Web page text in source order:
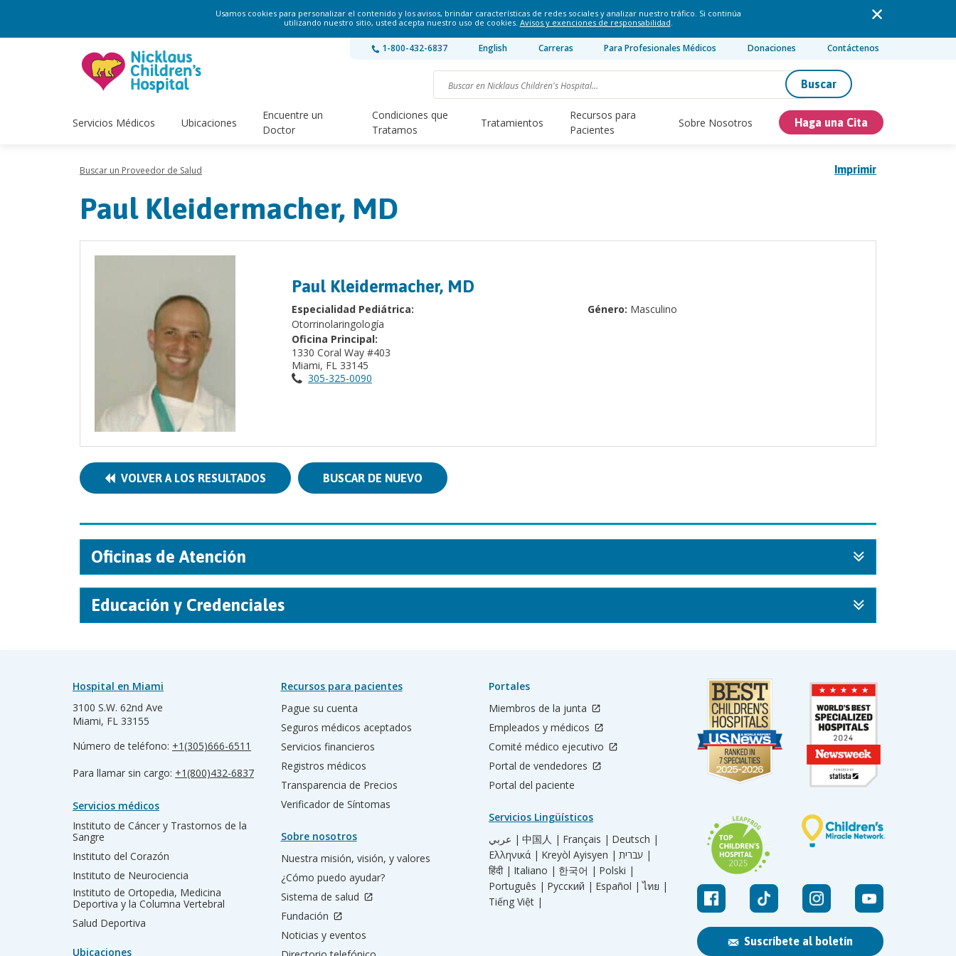
Usamos cookies para personalizar el contenido y los avisos, brindar características de redes sociales y analizar nuestro tráfico. Si continúa
utilizando nuestro sitio, usted acepta nuestro uso de cookies. Avisos y exenciones de responsabilidad.
1-800-432-6837 English Carreras Para Profesionales Médicos Donaciones Contáctenos
Buscar
Servicios Médicos Ubicaciones
Encuentre un
Doctor
Condiciones que
Tratamos
Tratamientos
Recursos para
Pacientes
Sobre Nosotros Haga una Cita
Imprimir
Buscar un Proveedor de Salud
Paul Kleidermacher, MD
Paul Kleidermacher, MD
Especialidad Pediátrica:
Otorrinolaringología
Oficina Principal:
1330 Coral Way #403
Miami, FL 33145
305-325-0090
Género: Masculino
VOLVER A LOS RESULTADOS BUSCAR DE NUEVO
Oficinas de Atención
Educación y Credenciales
Suscríbete al boletín
Hospital en Miami
3100 S.W. 62nd Ave
Miami, FL 33155
Número de teléfono: +1(305)666-6511
Para llamar sin cargo: +1(800)432-6837
Servicios médicos
Instituto de Cáncer y Trastornos de la
Sangre
Instituto del Corazón
Instituto de Neurociencia
Instituto de Ortopedia, Medicina
Deportiva y la Columna Vertebral
Salud Deportiva
Ubicaciones
Recursos para pacientes
Pague su cuenta
Seguros médicos aceptados
Servicios financieros
Registros médicos
Transparencia de Precios
Verificador de Síntomas
Sobre nosotros
Nuestra misión, visión, y valores
¿Cómo puedo ayudar?
Sistema de salud
Fundación
Noticias y eventos
Portales
Miembros de la junta
Empleados y médicos
Comité médico ejecutivo
Portal de vendedores
Portal del paciente
Servicios Lingüísticos
عربي | 中国人 | Français | Deutsch |
Ελληνικά | Kreyòl Ayisyen |
עברית |
हिंदी | Italiano | 한국어 | Polski |
Português | Русский | Español | ไทย |
Tiếng Việt |